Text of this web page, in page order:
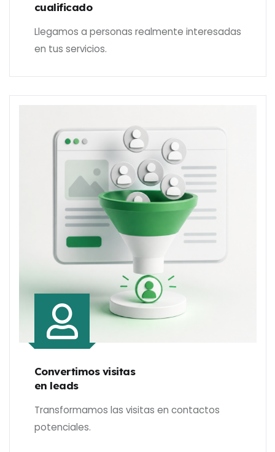
cualificado
Llegamos a personas realmente interesadas
en tus servicios.
Convertimos visitas
en leads
Transformamos las visitas en contactos
potenciales.